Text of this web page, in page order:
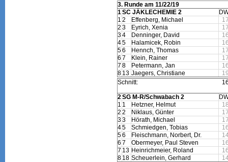
3. Runde am 11/22/19
1 SC JÄKLECHEMIE 2
1 2 Effenberg, Michael
2 3 Eyrich, Xenia
34 Denninger, David
45 Halamicek, Robin
56 Hennch, Thomas
6 7 Klein, Rainer
7 8 Petermann, Jan
8 13 Jaegers, Christiane
Schnitt:
2 SG M-R/Schwabach 2
1 1 Hetzner, Helmut
2 2 Niklaus, Günter
33 Hörath, Michael
45 Schmiedgen, Tobias
56 Fleischmann, Norbert, Dr.
6 7 Obermeyer, Paul Steven
7 13 Heinrichmeier, Roland
8 18 Scheuerlein, Gerhard